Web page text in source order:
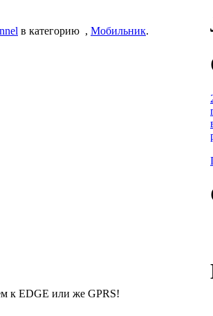
в категорию , Мобильник.
к EDGE или же GPRS!